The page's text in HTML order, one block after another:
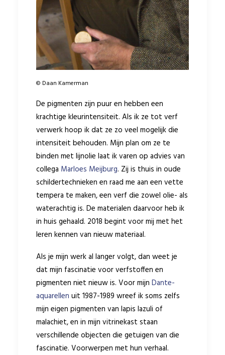
© Daan Kamerman
De pigmenten zijn puur en hebben een
krachtige kleurintensiteit. Als ik ze tot verf
verwerk hoop ik dat ze zo veel mogelijk die
intensiteit behouden. Mijn plan om ze te
binden met lijnolie laat ik varen op advies van
collega Marloes Meijburg. Zij is thuis in oude
schildertechnieken en raad me aan een vette
tempera te maken, een verf die zowel olie- als
waterachtig is. De materialen daarvoor heb ik
in huis gehaald. 2018 begint voor mij met het
leren kennen van nieuw materiaal.
Als je mijn werk al langer volgt, dan weet je
dat mijn fascinatie voor verfstoffen en
pigmenten niet nieuw is. Voor mijn Dante-
aquarellen uit 1987-1989 wreef ik soms zelfs
mijn eigen pigmenten van lapis lazuli of
malachiet, en in mijn vitrinekast staan
verschillende objecten die getuigen van die
fascinatie. Voorwerpen met hun verhaal.